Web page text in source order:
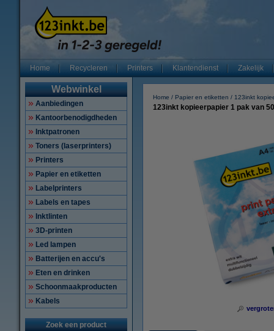
Home Recycleren Printers Klantendienst Zakelijk
Webwinkel
Aanbiedingen
Kantoorbenodigdheden
Inktpatronen
Toners (laserprinters)
Printers
Papier en etiketten
Labelprinters
Labels en tapes
Inktlinten
3D-printen
Led lampen
Batterijen en accu's
Eten en drinken
Schoonmaakproducten
Kabels
Zoek een product
Home Papier en etiketten 123inkt
123inkt kopieerpapier 1 pak van